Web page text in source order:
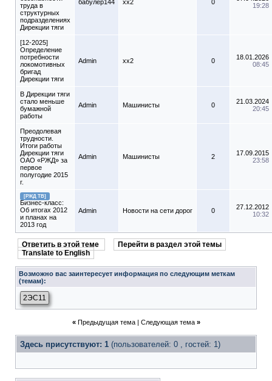
труда в
структурных
подразделениях
Дирекции тяги
бабулер144 xx2 0
19:28
[12-2025]
Определение
потребности
локомотивных
бригад
Дирекции тяги
Admin xx2 0
18.01.2026
08:45
В Дирекции тяги
стало меньше
бумажной
работы
Admin Машинисты 0
21.03.2024
20:45
Преодолевая
трудности.
Итоги работы
Дирекции тяги
ОАО «РЖД» за
первое
полугодие 2015
г.
Admin Машинисты 2
17.09.2015
23:58
[РЖД ТВ]
Бизнес-класс:
Об итогах 2012
и планах на
2013 год
Admin Новости на сети дорог 0
27.12.2012
10:32
Ответить в этой теме
Перейти в раздел этой темы
Translate to English
Возможно вас заинтересует информация по следующим меткам
(темам):
2ЭС11
« Предыдущая тема| Следующая тема »
Здесь присутствуют: 1 (пользователей: 0 , гостей: 1)